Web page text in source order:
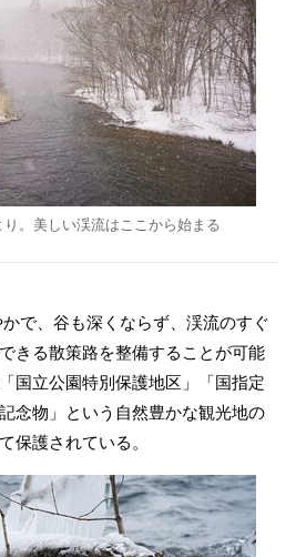
。美しい渓流はここから始まる
で、谷も深くならず、渓流のすぐ
きる散策路を整備することが可能
国立公園特別保護地区」「国指定
念物」という自然豊かな観光地の
保護されている。